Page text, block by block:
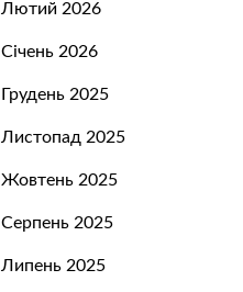
Лютий 2026
Січень 2026
Грудень 2025
Листопад 2025
Жовтень 2025
Серпень 2025
Липень 2025